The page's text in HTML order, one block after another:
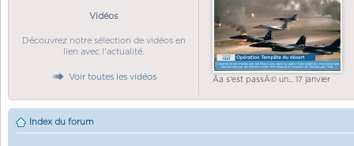
Vidéos
Découvrez notre sélection de vidéos en
lien avec l'actualité.
Voir toutes les vidéos Ãa s'est passÃ© un... 17 janvier
Index du forum